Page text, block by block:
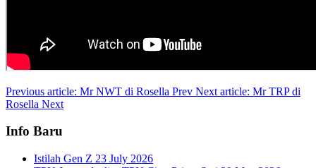
Previous article: Mr NWT di Rosella Prev Next article: Mr TRP di
Rosella Next
Info Baru
Istilah Gen Z 23 July 2026